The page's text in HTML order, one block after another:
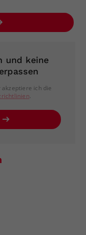
und keine
ich die
.